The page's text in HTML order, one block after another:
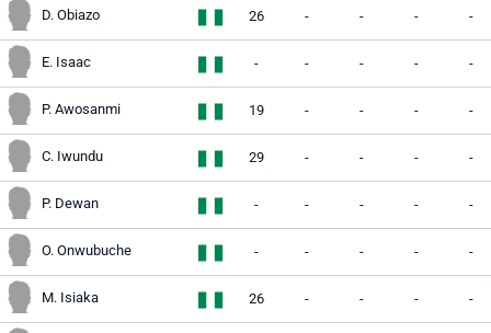
D. Obiazo 26 - - - -
E. Isaac - - - - -
P. Awosanmi 19 - - - -
C. Iwundu 29 - - - -
P. Dewan - - - - -
O. Onwubuche - - - - -
M. Isiaka 26 - - - -